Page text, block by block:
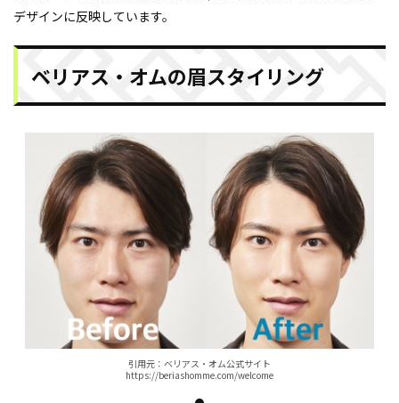
デザインに反映しています。
ベリアス・オムの眉スタイリング
引⽤元：ベリアス・オム公式サイト
https://beriashomme.com/welcome